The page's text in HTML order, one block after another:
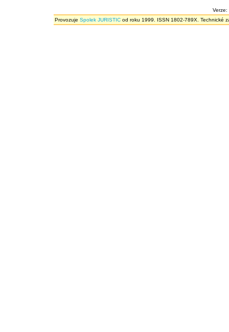
Verze:
Provozuje Spolek JURISTIC od roku 1999. ISSN 1802-789X. Technické